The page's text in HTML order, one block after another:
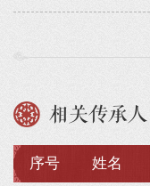
相关传承人
序号 姓名